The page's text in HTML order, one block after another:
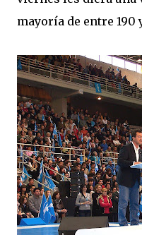
mayoría de entre 190